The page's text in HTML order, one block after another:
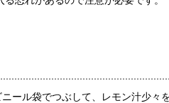
ール袋でつぶして、レモン汁少々を